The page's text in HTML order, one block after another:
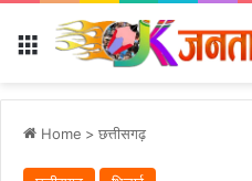
Menu
Home > छत्तीसगढ़